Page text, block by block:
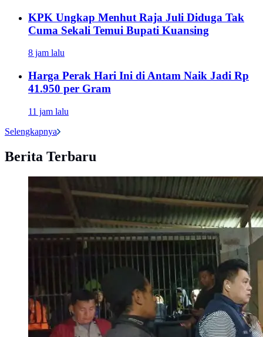
KPK Ungkap Menhut Raja Juli Diduga Tak
Cuma Sekali Temui Bupati Kuansing
8 jam lalu
Harga Perak Hari Ini di Antam Naik Jadi Rp
41.950 per Gram
11 jam lalu
Selengkapnya
Berita Terbaru